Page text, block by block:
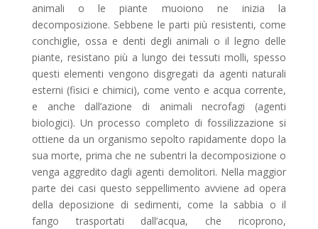
animali o le piante muoiono ne inizia la
decomposizione. Sebbene le parti più resistenti, come
conchiglie, ossa e denti degli animali o il legno delle
piante, resistano più a lungo dei tessuti molli, spesso
questi elementi vengono disgregati da agenti naturali
esterni (fisici e chimici), come vento e acqua corrente,
e anche dall’azione di animali necrofagi (agenti
biologici). Un processo completo di fossilizzazione si
ottiene da un organismo sepolto rapidamente dopo la
sua morte, prima che ne subentri la decomposizione o
venga aggredito dagli agenti demolitori. Nella maggior
parte dei casi questo seppellimento avviene ad opera
della deposizione di sedimenti, come la sabbia o il
fango trasportati dall’acqua, che ricoprono,